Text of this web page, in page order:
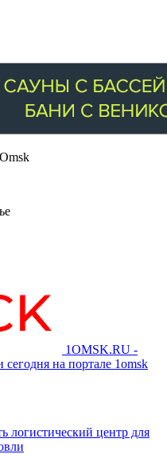
1OMSK.RU -
на портале 1omsk
логистический центр для